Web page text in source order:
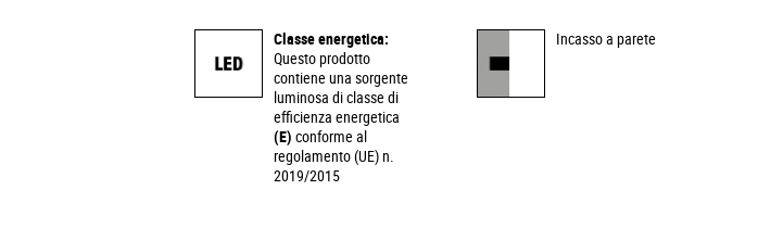
Classe energetica:
Questo prodotto
contiene una sorgente
luminosa di classe di
efficienza energetica
(E) conforme al
regolamento (UE) n.
2019/2015
Incasso a parete